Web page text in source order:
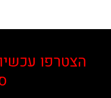
הצטרפו